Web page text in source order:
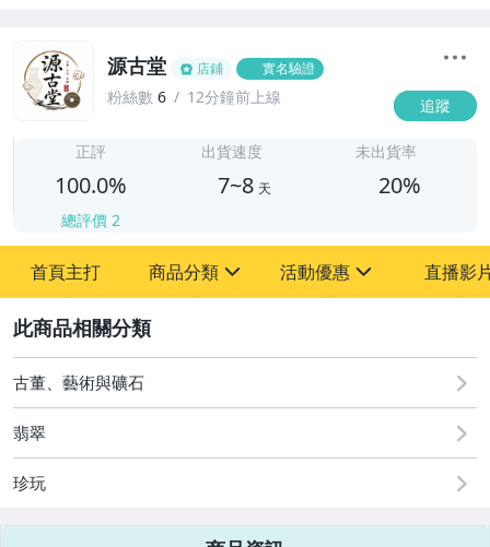
源古堂 店鋪 實名驗證
粉絲數 6 12分鐘前上線 追蹤
正評
100.0%
總評價 2
出貨速度
7~8 天
未出貨率
20%
首頁主打 商品分類
其它
活動優惠
[全店] 周年慶
[全店] 粉絲專享
直播影
古董、藝術與礦石
翡翠
珍玩